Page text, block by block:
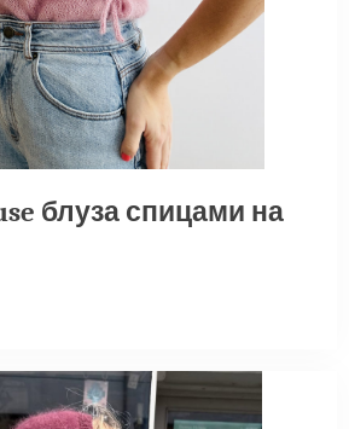
блуза спицами на